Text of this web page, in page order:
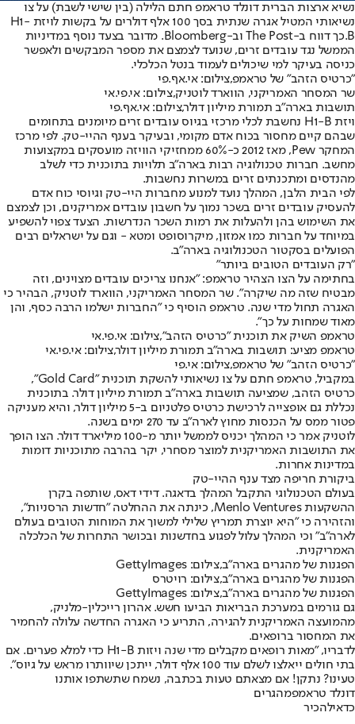
נשיא ארצות הברית דונלד טראמפ חתם הלילה (בין שישי לשבת) על צו
נשיאותי המטיל אגרה שנתית בסך 100 אלף דולרים על בקשות לויזת H1-
B.
כך דווח ב-The Post וב-Bloomberg. מדובר בצעד נוסף במדיניות
הממשל נגד עובדים זרים, שנועד לצמצם את מספר המבקשים ולאפשר
כניסה בעיקר למי שיכולים לעמוד בנטל הכלכלי.
"כרטיס הזהב" של טראמפ,צילום: אי.אף.פי
שר המסחר האמריקני, הווארד לוטניק,צילום: אי.פי.אי
תושבות בארה"ב תמורת מיליון דולר,צילום: אי.אף.פי
ויזת H1-B נחשבת לכלי מרכזי בגיוס עובדים זרים מיומנים בתחומים
שבהם קיים מחסור בכוח אדם מקומי, ובעיקר בענף ההיי-טק. לפי מרכז
המחקר Pew, מאז 2012 כ-60% ממחזיקי הוויזה מועסקים במקצועות
מחשב. חברות טכנולוגיה רבות בארה"ב תלויות בתוכנית כדי לשלב
מהנדסים ומתכנתים זרים במשרות נחשבות.
לפי הבית הלבן, המהלך נועד למנוע מחברות היי-טק וגיוסי כוח אדם
להעסיק עובדים זרים בשכר נמוך על חשבון עובדים אמריקנים, וכן לצמצם
את השימוש בהן ולהעלות את רמות השכר הנדרשות. הצעד צפוי להשפיע
במיוחד על חברות כמו אמזון, מיקרוסופט ומטא - וגם על ישראלים רבים
הפועלים בסקטור הטכנולוגיה בארה"ב.
"רק העובדים הטובים ביותר"
בחתימה על הצו הצהיר טראמפ: "אנחנו צריכים עובדים מצוינים, וזה
מבטיח שזה מה שיקרה". שר המסחר האמריקני, הווארד לוטניק, הבהיר כי
האגרה תחול מדי שנה. טראמפ הוסיף כי "החברות ישלמו הרבה כסף, והן
מאוד שמחות על כך".
טראמפ השיק את תוכנית "כרטיס הזהב",צילום: אי.פי.אי
טראמפ מציע: תושבות בארה"ב תמורת מיליון דולר,צילום: אי.פי.אי
"כרטיס הזהב" של טראמפ,צילום: אי.פי
במקביל, טראמפ חתם על צו נשיאותי להשקת תוכנית "Gold Card",
כרטיס הזהב, שמציעה תושבות בארה"ב תמורת מיליון דולר. בתוכנית
נכללת גם אופצייה לרכישת כרטיס פלטניום ב-5 מיליון דולר, והיא מעניקה
פטור ממס על הכנסות מחוץ לארה"ב עד 270 ימים בשנה.
לוטניק אמר כי המהלך יכניס לממשל יותר מ-100 מיליארד דולר. הצו הופך
את התושבות האמריקנית למוצר מסחרי, יקר בהרבה מתוכניות דומות
במדינות אחרות.
ביקורת חריפה מצד ענף ההיי-טק
בעולם הטכנולוגי התקבל המהלך בדאגה. דידי דאס, שותפה בקרן
ההשקעות Menlo Ventures, כינתה את ההחלטה "חדשות הרסניות",
והזהירה כי "היא יוצרת תמריץ שלילי למשוך את המוחות הטובים בעולם
לארה"ב" וכי המהלך עלול לפגוע בחדשנות ובכושר התחרות של הכלכלה
האמריקנית.
הפגנות של מהגרים בארה"ב,צילום: GettyImages
הפגנות של מהגרים בארה"ב,צילום: רויטרס
הפגנות של מהגרים בארה"ב,צילום: GettyImages
גם גורמים במערכת הבריאות הביעו חשש. אהרון רייכלין-מלניק,
מהמועצה האמריקנית להגירה, התריע כי האגרה החדשה עלולה להחמיר
את המחסור ברופאים.
לדבריו, "מאות רופאים מקבלים מדי שנה ויזות H1-B כדי למלא פערים. אם
בתי חולים ייאלצו לשלם עוד 100 אלף דולר, ייתכן שיוותרו מראש על גיוס".
טעינו? נתקן! אם מצאתם טעות בכתבה, נשמח שתשתפו אותנו
דונלד טראמפמהגרים
כדאילהכיר